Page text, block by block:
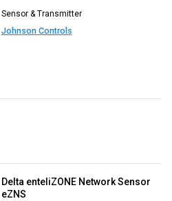
Sensor & Transmitter
Johnson Controls
Delta enteliZONE Network Sensor
eZNS